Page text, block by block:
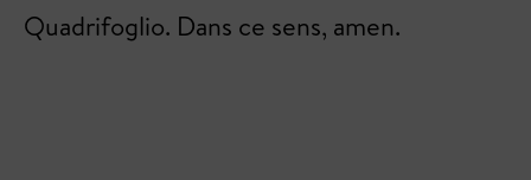
Quadrifoglio. Dans ce sens, amen.